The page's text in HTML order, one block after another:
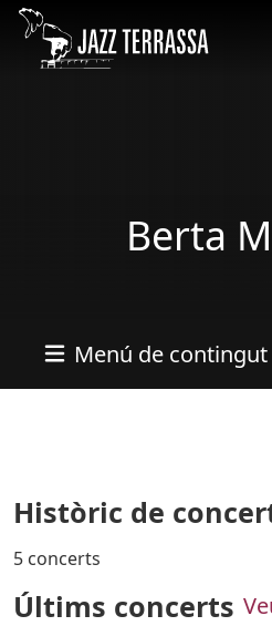
Skip to main content
Berta
Menú de contingut
Històric de
5 concerts
Últims concerts